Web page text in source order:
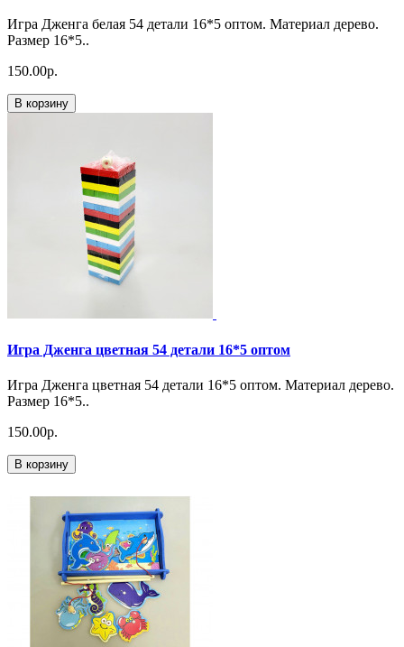
Игра Дженга белая 54 детали 16*5 оптом. Материал дерево.
Размер 16*5..
150.00р.
В корзину
Игра Дженга цветная 54 детали 16*5 оптом
Игра Дженга цветная 54 детали 16*5 оптом. Материал дерево.
Размер 16*5..
150.00р.
В корзину